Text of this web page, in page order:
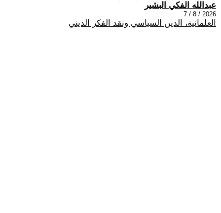
عبدالله الفكي البشير
2026 / 8 / 7
العلمانية، الدين السياسي ونقد الفكر الديني